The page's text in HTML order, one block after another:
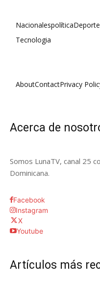
Nacionalespolítica
Tecnologia
AboutContactPrivacy
Acerca de
Somos LunaTV, canal 25
Dominicana.
Facebook
Instagram
X
Youtube
Artículos más